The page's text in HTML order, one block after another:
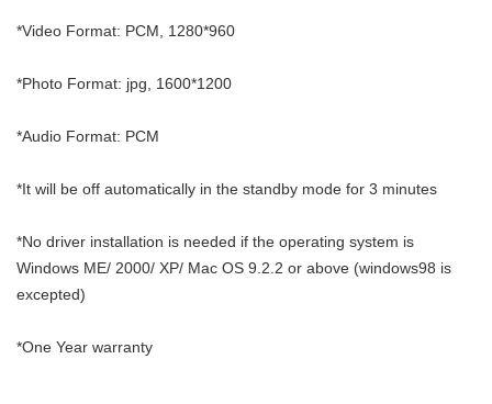
*Video Format: PCM, 1280*960
*Photo Format: jpg, 1600*1200
*Audio Format: PCM
*It will be off automatically in the standby mode for 3 minutes
*No driver installation is needed if the operating system is
Windows ME/ 2000/ XP/ Mac OS 9.2.2 or above (windows98 is
excepted)
*One Year warranty